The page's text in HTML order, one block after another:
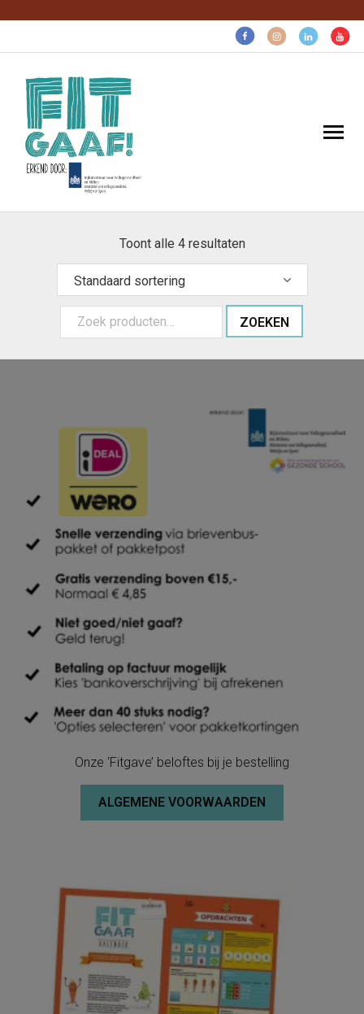
Gaaf voor…
Gratis gezonds
Bestellen
Winkelmand
Toont alle 4 resultaten
ZOEKEN
Onze ‘Fitgave’ beloftes bij je bestelling
ALGEMENE VOORWAARDEN